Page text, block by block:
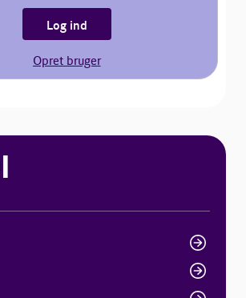
Log ind
Opret bruger